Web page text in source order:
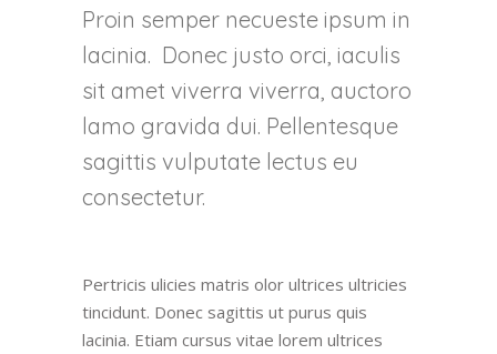
Proin semper necueste ipsum in
lacinia. Donec justo orci, iaculis
sit amet viverra viverra, auctoro
lamo gravida dui. Pellentesque
sagittis vulputate lectus eu
consectetur.
Pertricis ulicies matris olor ultrices ultricies
tincidunt. Donec sagittis ut purus quis
lacinia. Etiam cursus vitae lorem ultrices